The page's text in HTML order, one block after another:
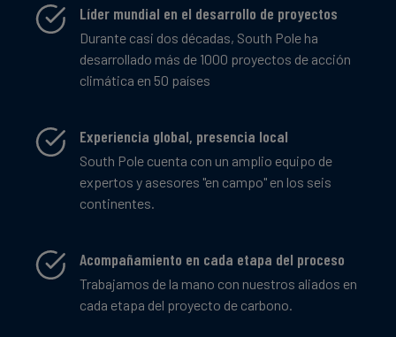
Líder mundial en el desarrollo de proyectos
Durante casi dos décadas, South Pole ha
desarrollado más de 1000 proyectos de acción
climática en 50 países
Experiencia global, presencia local
South Pole cuenta con un amplio equipo de
expertos y asesores "en campo" en los seis
continentes.
Acompañamiento en cada etapa del proceso
Trabajamos de la mano con nuestros aliados en
cada etapa del proyecto de carbono.